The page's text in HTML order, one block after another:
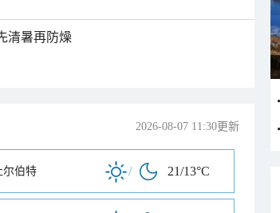
清暑再防燥
2026-08-07 11:30更新
尔伯特 / 21/13°C